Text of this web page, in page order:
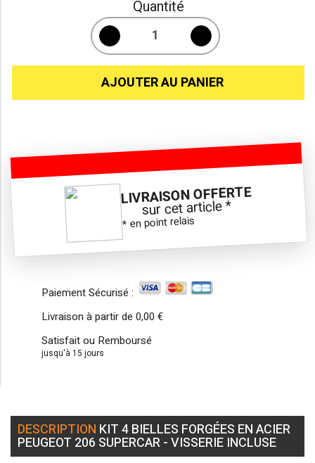
Quantité
AJOUTER AU PANIER
LIVRAISON OFFERTE
sur cet article *
* en point relais
Paiement Sécurisé :
Livraison à partir de 0,00 €
Satisfait ou Remboursé
jusqu'à 15 jours
DESCRIPTION KIT 4 BIELLES FORGÉES EN ACIER
PEUGEOT 206 SUPERCAR - VISSERIE INCLUSE